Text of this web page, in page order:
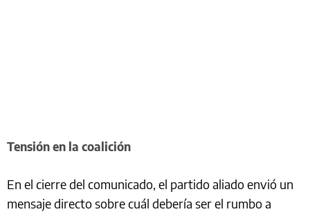
Tensión en la coalición
En el cierre del comunicado, el partido aliado envió un
mensaje directo sobre cuál debería ser el rumbo a